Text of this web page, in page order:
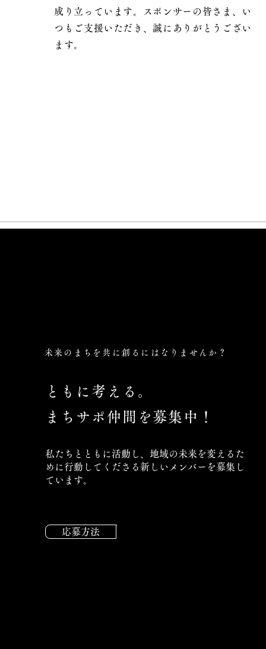
成り立っています。スポンサーの皆さま、い
つもご支援いただき、誠にありがとうござい
ます。
未来のまちを共に創るにはなりませんか？
ともに考える。
まちサポ仲間を募集中！
私たちとともに活動し、地域の未来を変えるた
めに行動してくださる新しいメンバーを募集し
ています。
応募方法